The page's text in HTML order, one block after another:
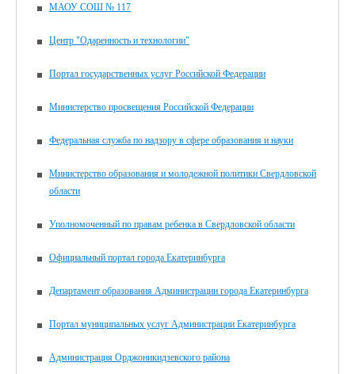
МАОУ СОШ № 117
Центр "Одаренность и технологии"
Портал государственных услуг Российской Федерации
Министерство просвещения Российской Федерации
Федеральная служба по надзору в сфере образования и науки
Министерство образования и молодежной политики Свердловской
области
Уполномоченный по правам ребенка в Свердловской области
Официальный портал города Екатеринбурга
Департамент образования Администрации города Екатеринбурга
Портал муниципальных услуг Администрации Екатеринбурга
Администрация Орджоникидзевского района